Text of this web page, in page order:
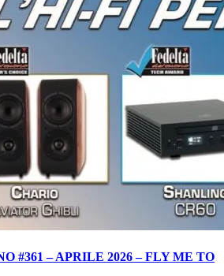
#361 – APRILE 2026 – FLY ME TO